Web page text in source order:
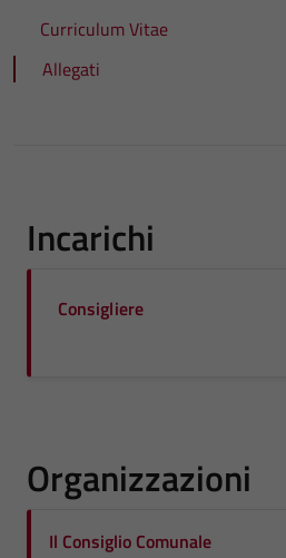
Curriculum Vitae
Allegati
Incarichi
Consigliere
Organizzazioni
Il Consiglio Comunale